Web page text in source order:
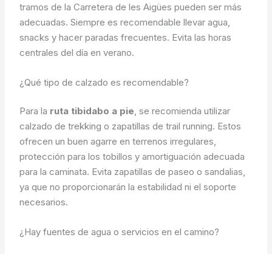
tramos de la Carretera de les Aigües pueden ser más
adecuadas. Siempre es recomendable llevar agua,
snacks y hacer paradas frecuentes. Evita las horas
centrales del día en verano.
¿Qué tipo de calzado es recomendable?
Para la ruta tibidabo a pie, se recomienda utilizar
calzado de trekking o zapatillas de trail running. Estos
ofrecen un buen agarre en terrenos irregulares,
protección para los tobillos y amortiguación adecuada
para la caminata. Evita zapatillas de paseo o sandalias,
ya que no proporcionarán la estabilidad ni el soporte
necesarios.
¿Hay fuentes de agua o servicios en el camino?